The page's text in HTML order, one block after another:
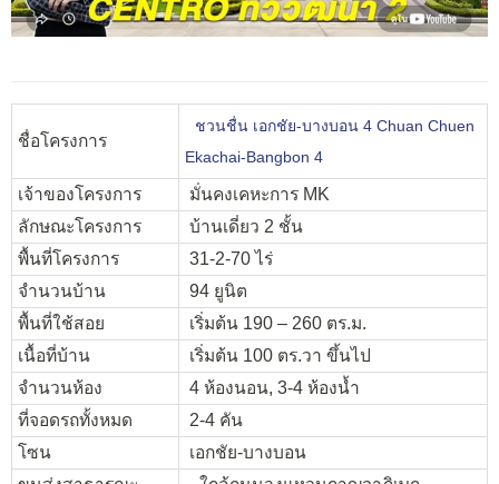
ชื่อโครงการ
ชวนชื่น เอกชัย-บางบอน 4 Chuan Chuen
Ekachai-Bangbon 4
เจ้าของโครงการ
มั่นคงเคหะการ MK
ลักษณะโครงการ
บ้านเดี่ยว 2 ชั้น
พื้นที่โครงการ
31-2-70 ไร่
จำนวนบ้าน
94 ยูนิต
พื้นที่ใช้สอย
เริ่มต้น 190 – 260 ตร.ม.
เนื้อที่บ้าน
เริ่มต้น 100 ตร.วา ขึ้นไป
จำนวนห้อง
4 ห้องนอน, 3-4 ห้องน้ำ
ที่จอดรถทั้งหมด
2-4 คัน
โซน
เอกชัย-บางบอน